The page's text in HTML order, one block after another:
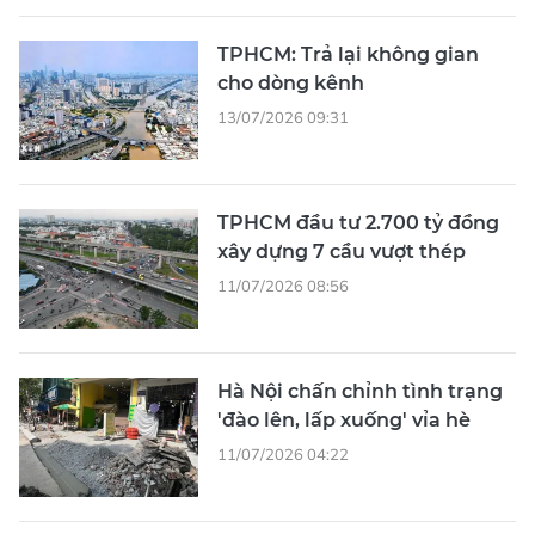
TPHCM: Trả lại không gian
cho dòng kênh
13/07/2026 09:31
TPHCM đầu tư 2.700 tỷ đồng
xây dựng 7 cầu vượt thép
11/07/2026 08:56
Hà Nội chấn chỉnh tình trạng
'đào lên, lấp xuống' vỉa hè
11/07/2026 04:22